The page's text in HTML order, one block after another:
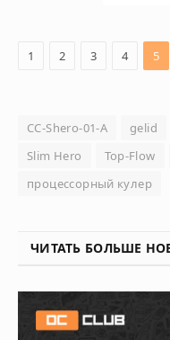
1 2 3 4 5
CC-Shero-01-A gelid
Slim Hero
Top-Flow
процессорный кулер
ЧИТАТЬ БОЛЬШЕ